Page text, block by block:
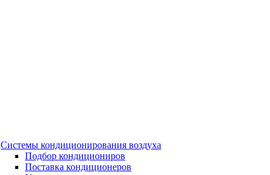
Системы кондиционирования воздуха
Подбор кондициониров
Поставка кондиционеров